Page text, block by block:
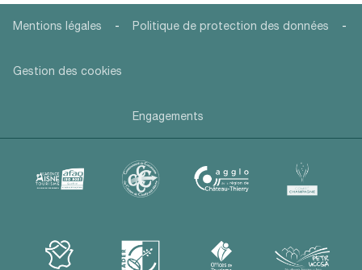
Mentions légales - Politique de protection des données -
Gestion des cookies
Engagements